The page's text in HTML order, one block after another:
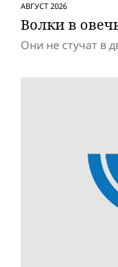
АВГУСТ 2026
Волки в
Они не стучат в